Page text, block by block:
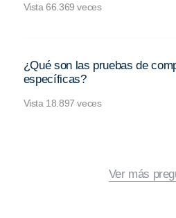
Vista 66.369 veces
¿Qué son las pruebas de
específicas?
Vista 18.897 veces
Ver más